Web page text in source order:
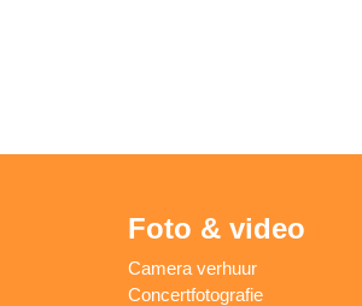
Foto & video
Camera verhuur
Concertfotografie